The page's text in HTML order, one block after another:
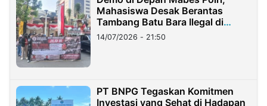
Mahasiswa Desak Berantas
Tambang Batu Bara Ilegal di
Lampung
14/07/2026 - 21:50
PT BNPG Tegaskan Komitmen
Investasi yang Sehat di Hadapan